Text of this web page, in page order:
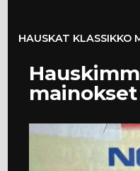
HAUSKAT KLASSIKKO
mainokset